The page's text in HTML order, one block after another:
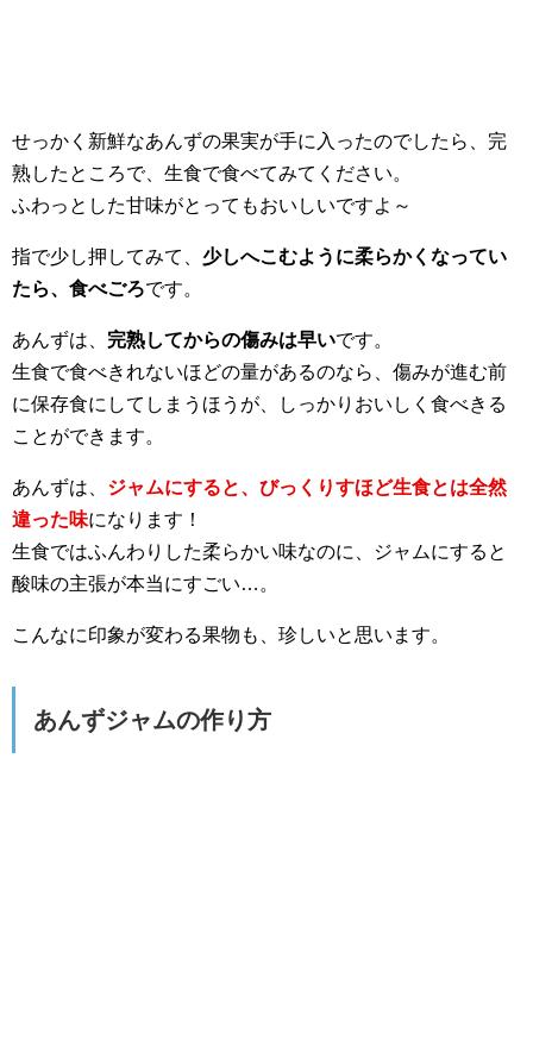
せっかく新鮮なあんずの果実が手に入ったのでしたら、完
熟したところで、生食で食べてみてください。
ふわっとした甘味がとってもおいしいですよ～
指で少し押してみて、 少しへこむように柔らかくなってい
たら、食べごろです。
あんずは、 完熟してからの傷みは早いです。
生食で食べきれないほどの量があるのなら、傷みが進む前
に保存食にしてしまうほうが、しっかりおいしく食べきる
ことができます。
あんずは、 ジャムにすると、びっくりすほど生食とは全然
違った味になります！
生食ではふんわりした柔らかい味なのに、ジャムにすると
酸味の主張が本当にすごい…。
こんなに印象が変わる果物も、珍しいと思います。
あんずジャムの作り方